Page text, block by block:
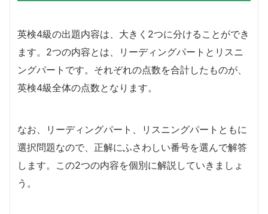
英検4級の出題内容は、大きく2つに分けることができ
ます。2つの内容とは、リーディングパートとリスニ
ングパートです。それぞれの点数を合計したものが、
英検4級全体の点数となります。
なお、リーディングパート、リスニングパートともに
選択問題なので、正解にふさわしい番号を選んで解答
します。この2つの内容を個別に解説していきましょ
う。